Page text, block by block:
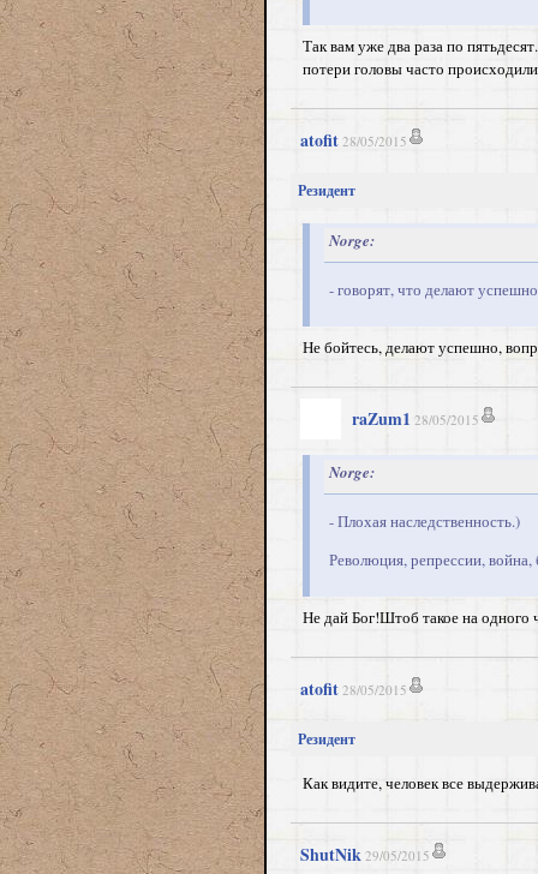
Так вам уже два раза по
потери головы часто
atofit 28/05/2015
Резидент
Norge:
- говорят, что делают
Не бойтесь, делают успешно,
raZum1 28/05/2015
Norge:
- Плохая наследственность.)
Революция, репрессии, война,
Не дай Бог!Штоб такое на одного
atofit 28/05/2015
Резидент
Как видите, человек все
ShutNik 29/05/2015